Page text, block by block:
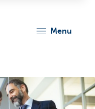
menu